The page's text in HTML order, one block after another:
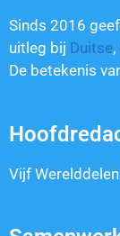
Sinds 2016
uitleg bij Duitse,
De betekenis
Vijf